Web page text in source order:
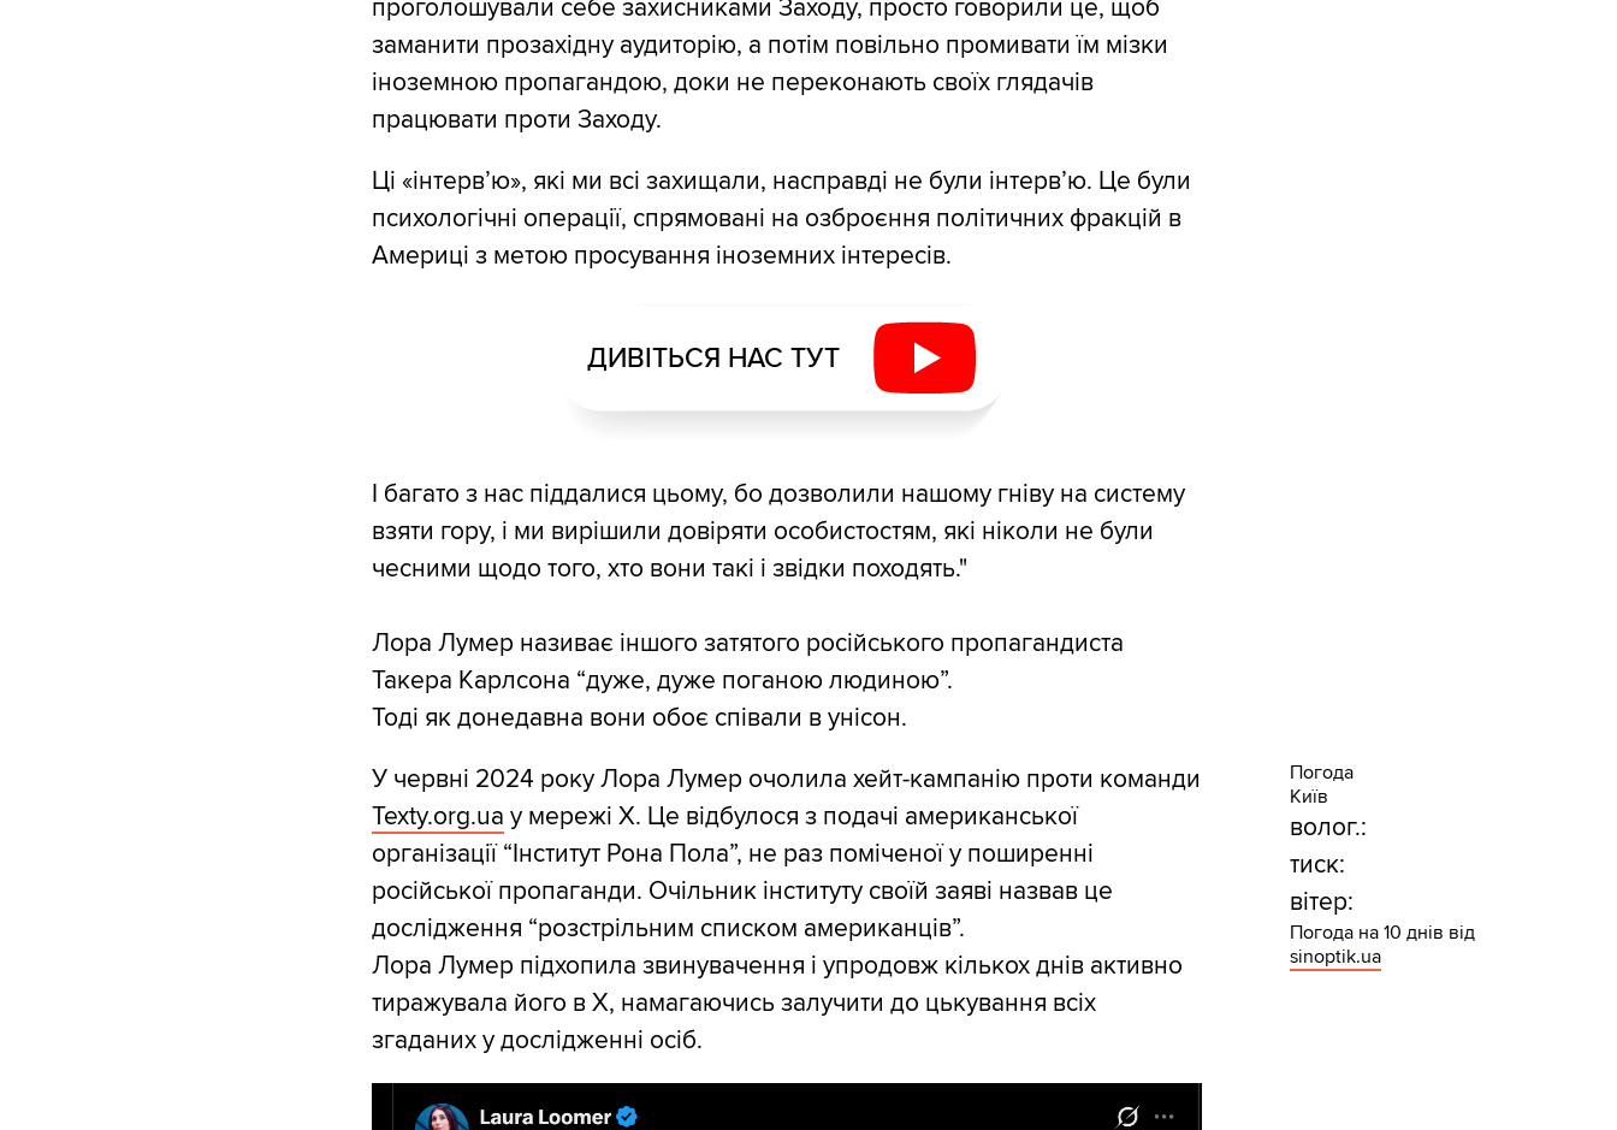
проголошували себе захисниками Заходу, просто говорили це, щоб
заманити прозахідну аудиторію, а потім повільно промивати їм мізки
іноземною пропагандою, доки не переконають своїх глядачів
працювати проти Заходу.
Ці «інтерв’ю», які ми всі захищали, насправді не були інтерв’ю. Це були
психологічні операції, спрямовані на озброєння політичних фракцій в
Америці з метою просування іноземних інтересів.
ДИВІТЬСЯ НАС ТУТ
І багато з нас піддалися цьому, бо дозволили нашому гніву на систему
взяти гору, і ми вирішили довіряти особистостям, які ніколи не були
чесними щодо того, хто вони такі і звідки походять."
Лора Лумер називає іншого затятого російського пропагандиста
Такера Карлсона “дуже, дуже поганою людиною”.
Тоді як донедавна вони обоє співали в унісон.
У червні 2024 року Лора Лумер очолила хейт-кампанію проти команди
Texty.org.ua у мережі Х. Це відбулося з подачі американської
організації “Інститут Рона Пола”, не раз поміченої у поширенні
російської пропаганди. Очільник інституту своїй заяві назвав це
дослідження “розстрільним списком американців”.
Лора Лумер підхопила звинувачення і упродовж кількох днів активно
тиражувала його в Х, намагаючись залучити до цькування всіх
згаданих у дослідженні осіб.
Погода
Київ
волог.:
тиск:
вітер:
Погода на 10 днів від
sinoptik.ua